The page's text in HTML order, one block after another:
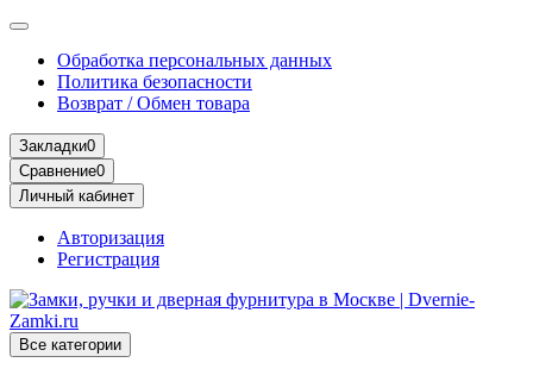
Обработка персональных данных
Политика безопасности
Возврат / Обмен товара
Закладки0
Сравнение0
Личный кабинет
Авторизация
Регистрация
Все категории